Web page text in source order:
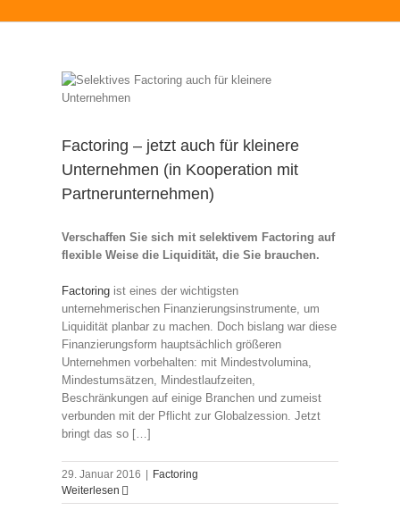
Factoring – jetzt auch für kleinere
Unternehmen (in Kooperation mit
Partnerunternehmen)
Verschaffen Sie sich mit selektivem Factoring auf
flexible Weise die Liquidität, die Sie brauchen.
Factoringist eines der wichtigsten
unternehmerischen Finanzierungsinstrumente, um
Liquidität planbar zu machen. Doch bislang war diese
Finanzierungsform hauptsächlich größeren
Unternehmen vorbehalten: mit Mindestvolumina,
Mindestumsätzen, Mindestlaufzeiten,
Beschränkungen auf einige Branchen und zumeist
verbunden mit der Pflicht zur Globalzession. Jetzt
bringt das so […]
29. Januar 2016 | Factoring
Weiterlesen